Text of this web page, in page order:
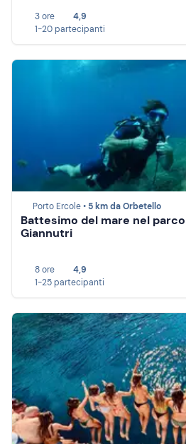
3 ore
4,9
1-20 partecipanti
Porto Ercole • 5 km da Orbetello
Battesimo del mare nel
Giannutri
8 ore
4,9
1-25 partecipanti